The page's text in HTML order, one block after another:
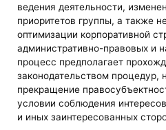
ведения деятельности,
приоритетов группы, а также
оптимизации корпоративной
административно-правовых и
процесс предполагает
законодательством процедур,
прекращение
условии соблюдения
и иных заинтересованных